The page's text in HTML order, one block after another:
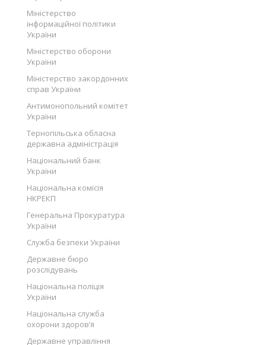
Міністерство
інформаційної політики
України
Міністерство оборони
України
Міністерство закордонних
справ України
Антимонопольний комітет
України
Тернопільська обласна
державна адміністрація
Національний банк
України
Національна комісія
НКРЕКП
Генеральна Прокуратура
України
Служба безпеки України
Державне бюро
розслідувань
Національна поліція
України
Національна служба
охорони здоров’я
Державне управління